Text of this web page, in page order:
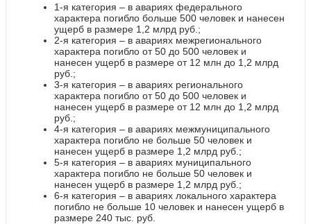
1-я категория – в авариях федерального
характера погибло больше 500 человек и нанесен
ущерб в размере 1,2 млрд руб.;
2-я категория – в авариях межрегионального
характера погибло от 50 до 500 человек и
нанесен ущерб в размере от 12 млн до 1,2 млрд
руб.;
3-я категория – в авариях регионального
характера погибло от 50 до 500 человек и
нанесен ущерб в размере от 12 млн до 1,2 млрд
руб.;
4-я категория – в авариях межмуниципального
характера погибло не больше 50 человек и
нанесен ущерб в размере 1,2 млрд руб.;
5-я категория – в авариях муниципального
характера погибло не больше 50 человек и
нанесен ущерб в размере 1,2 млрд руб.;
6-я категория – в авариях локального характера
погибло не больше 10 человек и нанесен ущерб в
размере 240 тыс. руб.